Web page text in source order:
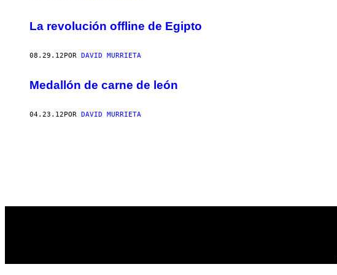
La revolución offline de Egipto
08.29.12 POR DAVID MURRIETA
Medallón de carne de león
04.23.12 POR DAVID MURRIETA